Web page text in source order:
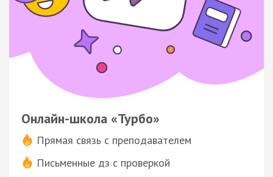
Онлайн-школа «Турбо»
Прямая связь с преподавателем
Письменные дз с проверкой